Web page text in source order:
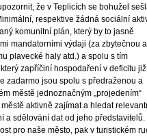
že v Teplicích se bohužel
respektive žádná sociální
komunitní plán, který by to jasně
mandatorními výdaji (za zbytečnou a
plavecké haly atd.) a spolu s tím
zapříčiní hospodaření v deficitu
zadarmo jsou spolu s předraženou a
městě jednoznačným „projedením“
aktivně zajímat a hledat
a sdělování dat od jeho představitelů.
pro naše město, pak v turistickém